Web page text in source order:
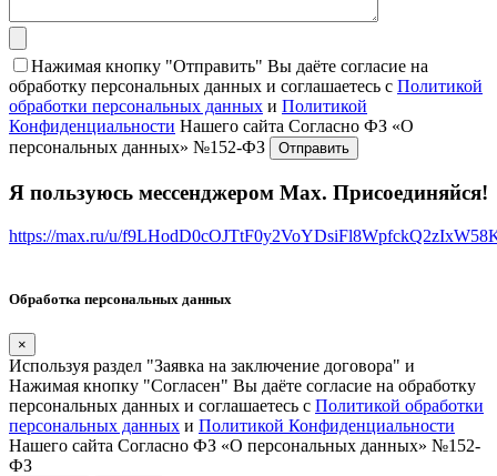
Нажимая кнопку "Отправить" Вы даёте согласие на
обработку персональных данных и соглашаетесь с Политикой
обработки персональных данных и Политикой
Конфиденциальности Нашего сайта Согласно ФЗ «О
персональных данных» №152-ФЗ
Я пользуюсь мессенджером Max. Присоединяйся!
https://max.ru/u/
Обработка персональных данных
×
Используя раздел "Заявка на заключение договора" и
Нажимая кнопку "Согласен" Вы даёте согласие на обработку
персональных данных и соглашаетесь с Политикой обработки
персональных данных и Политикой Конфиденциальности
Нашего сайта Согласно ФЗ «О персональных данных» №152-
ФЗ